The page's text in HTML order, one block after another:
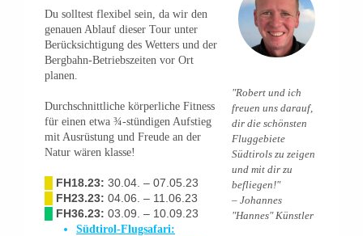
Du solltest flexibel sein, da wir den
genauen Ablauf dieser Tour unter
Berücksichtigung des Wetters und der
Bergbahn-Betriebszeiten vor Ort
planen.
Durchschnittliche körperliche Fitness
für einen etwa ¾-stündigen Aufstieg
mit Ausrüstung und Freude an der
Natur wären klasse!
FH18.23: 30.04. – 07.05.23
FH23.23: 04.06. – 11.06.23
FH36.23: 03.09. – 10.09.23
Südtirol-Flugsafari:
"Robert und ich
freuen uns darauf,
dir die schönsten
Fluggebiete
Südtirols zu zeigen
und mit dir zu
befliegen!"
– Johannes
"Hannes" Künstler